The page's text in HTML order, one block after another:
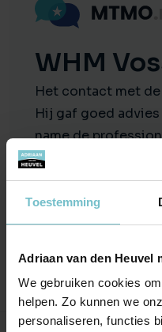
Toestemming
Adriaan van den Heuvel
We gebruiken cookies
helpen. Zo kunnen we
personaliseren, functies
WHM
Het contact met
Hij gaf goed
name de
goede indruk. Ik
naar updates. Die
de makelaar was
zaken.